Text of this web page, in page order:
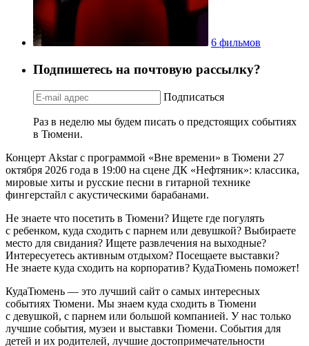
6 фильмов
Подпишетесь на почтовую рассылку?
Подписаться
Раз в неделю мы будем писать о предстоящих событиях
в Тюмени.
Концерт Akstar с программой «Вне времени» в Тюмени 27
октября 2026 года в 19:00 на сцене ДК «Нефтяник»: классика,
мировые хиты и русские песни в гитарной технике
фингерстайл с акустическими барабанами.
Не знаете что посетить в Тюмени? Ищете где погулять
с ребенком, куда сходить с парнем или девушкой? Выбираете
место для свидания? Ищете развлечения на выходные?
Интересуетесь активным отдыхом? Посещаете выставки?
Не знаете куда сходить на корпоратив? КудаТюмень поможет!
КудаТюмень — это лучший сайт о самых интересных
событиях Тюмени. Мы знаем куда сходить в Тюмени
с девушкой, с парнем или большой компанией. У нас только
лучшие события, музеи и выставки Тюмени. События для
детей и их родителей, лучшие достопримечательности